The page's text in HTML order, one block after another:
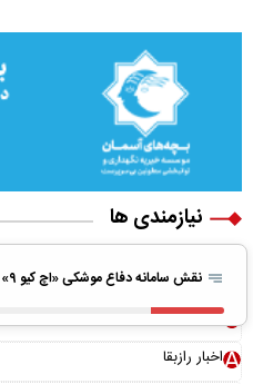
نیازمندی ها
ویلا پیش ساخته
بونوس رایگان
اخبار رازبقا
نقش سامانه دفاع موشکی «اچ کیو ۹» در امنیت ملی کشور